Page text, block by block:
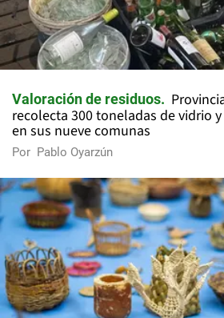
Valoración de residuos
recolecta 300 toneladas de vidrio
en sus nueve comunas
Por Pablo Oyarzún